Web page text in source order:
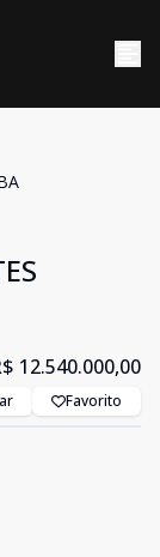
12.540.000,00
Favorito